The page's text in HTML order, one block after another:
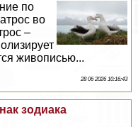
по
во
–
живописью...
28 06 2026 10:16:43
зодиака